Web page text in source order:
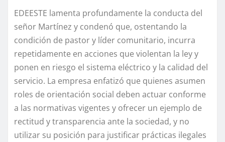
EDEESTE lamenta profundamente la conducta del
señor Martínez y condenó que, ostentando la
condición de pastor y líder comunitario, incurra
repetidamente en acciones que violentan la ley y
ponen en riesgo el sistema eléctrico y la calidad del
servicio. La empresa enfatizó que quienes asumen
roles de orientación social deben actuar conforme
a las normativas vigentes y ofrecer un ejemplo de
rectitud y transparencia ante la sociedad, y no
utilizar su posición para justificar prácticas ilegales